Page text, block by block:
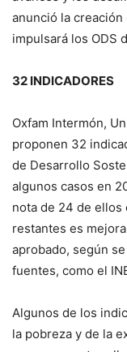
anunció la
impulsará los ODS
32 INDICADORES
Oxfam Intermón,
proponen 32
de Desarrollo
algunos casos en
nota de 24 de ellos
restantes es
aprobado, según
fuentes, como el
Algunos de los
la pobreza y de la